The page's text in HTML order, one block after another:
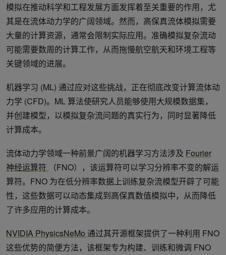
模拟在推动科学和工程发展方面发挥着至关重要的作用，尤
其是在流体动力学的广阔领域。然而，高保真流体模拟需要
大量的计算资源，通常会限制实际应用。准确模拟复杂流动
可能需要数周的计算工作，从而拖慢航空航天和环境工程等
关键领域的进展。
机器学习 (ML) 通过应对这些挑战，正在彻底改变计算流体动
力学 (CFD)。ML 算法使研究人员能够使用大规模数据集，
并创建模型，以模拟复杂流问题的真实行为，同时显著降低
计算成本。
流体动力学领域一种前景广阔的机器学习方法涉及 Fourier
神经运算符
（FNO），该运算符可以学习分辨率不变的解运
算符。FNO 为在低分辨率数据上训练复杂流模型开辟了可能
性，这些数据可以动态集成到高保真数值模拟中，从而降低
了许多应用的计算成本。
NVIDIA PhysicsNeMo 通过其开源框架提供了一种利用 FNO
这些优势的简便方法，该框架专为构建、训练和微调 FNO